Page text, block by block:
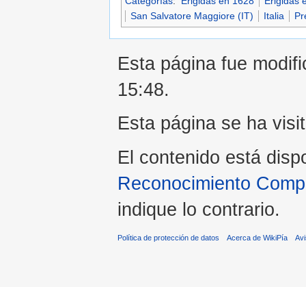
San Salvatore Maggiore (IT)
Italia
Esta página fue
15:48.
Esta página se ha
El contenido está
Reconocimiento
indique lo contrario.
Política de protección de datos Acerca de WikiPía